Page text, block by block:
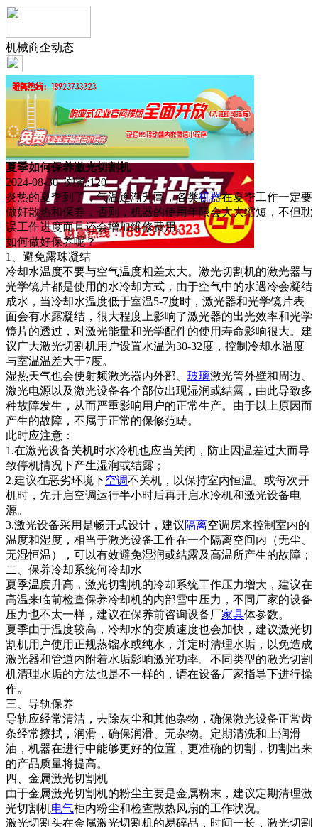
机械商企动态
夏季如何保养激光切割机
2024-08-30 浏览:120
炎热的夏季到了，气温逐渐升高，各类机器在夏季工作一定要
做好散热和保养，否则，机器的使用年限会大大缩短，不但耽
误工作进度而且还会增加维修费用。
如何做好保养呢？
1、避免露珠凝结
冷却水温度不要与空气温度相差太大。激光切割机的激光器与
光学镜片都是使用的水冷却方式，由于空气中的水遇冷会凝结
成水，当冷却水温度低于室温5-7度时，激光器和光学镜片表
面会有水露凝结，很大程度上影响了激光器的出光效率和光学
镜片的透过，对激光能量和光学配件的使用寿命影响很大。建
议广大激光切割机用户设置水温为30-32度，控制冷却水温度
与室温温差大于7度。
湿热天气也会使射频激光器内外部、 玻璃激光管外壁和周边、
激光电源以及激光设备各个部位出现湿润或结露，由此导致多
种故障发生，从而严重影响用户的正常生产。由于以上原因而
产生的故障，不属于正常的保修范畴。
此时应注意：
1.在激光设备关机时水冷机也应当关闭，防止因温差过大而导
致停机情况下产生湿润或结露；
2.建议在恶劣环境下空调不关机，以保持室内恒温。或每次开
机时，先开启空调运行半小时后再开启水冷机和激光设备电
源。
3.激光设备采用是畅开式设计，建议隔离空调房来控制室内的
温度和湿度，相当于激光设备工作在一个隔离空间内（无尘、
无湿恒温），可以有效避免湿润或结露及高温所产生的故障；
二、保养冷却系统何冷却水
夏季温度升高，激光切割机的冷却系统工作压力增大，建议在
高温来临前检查保养冷却机的内部雪中压力，不同厂家的设备
压力也不太一样，建议在保养前咨询设备厂家具体参数。
夏季由于温度较高，冷却水的变质速度也会加快，建议激光切
割机用户使用正规蒸馏水或纯水，并定时清理水垢，以免造成
激光器和管道内附着水垢影响激光功率。不同类型的激光切割
机清理水垢的方法也是不一样的，请在设备厂家指导下进行操
作。
三、导轨保养
导轨应经常清洁，去除灰尘和其他杂物，确保激光设备正常齿
条经常擦拭，润滑，确保润滑、无杂物。定期清洗和上润滑
油，机器在进行中能够更好的位置，更准确的切割，切割出来
的产品质量将提高。
四、金属激光切割机
由于金属激光切割机的粉尘主要是金属粉末，建议定期清理激
光切割机电气柜内粉尘和检查散热风扇的工作状况。
激光切割头在金属激光切割机的易碎品，时间一长，激光切割